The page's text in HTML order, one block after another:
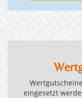
eingesetzt